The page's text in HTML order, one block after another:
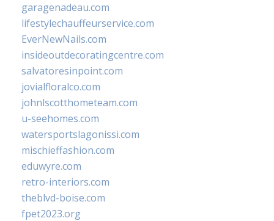
garagenadeau.com
lifestylechauffeurservice.com
EverNewNails.com
insideoutdecoratingcentre.com
salvatoresinpoint.com
jovialfloralco.com
johnlscotthometeam.com
u-seehomes.com
watersportslagonissi.com
mischieffashion.com
eduwyre.com
retro-interiors.com
theblvd-boise.com
fpet2023.org